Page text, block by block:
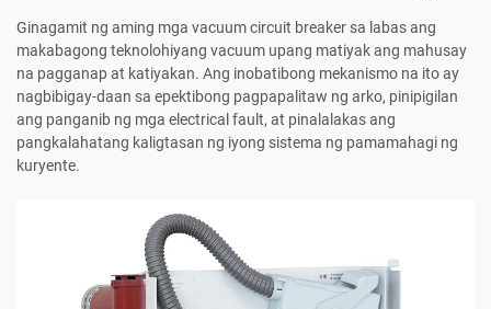
Ginagamit ng aming mga vacuum circuit breaker sa labas ang
makabagong teknolohiyang vacuum upang matiyak ang mahusay
na pagganap at katiyakan. Ang inobatibong mekanismo na ito ay
nagbibigay-daan sa epektibong pagpapalitaw ng arko, pinipigilan
ang panganib ng mga electrical fault, at pinalalakas ang
pangkalahatang kaligtasan ng iyong sistema ng pamamahagi ng
kuryente.